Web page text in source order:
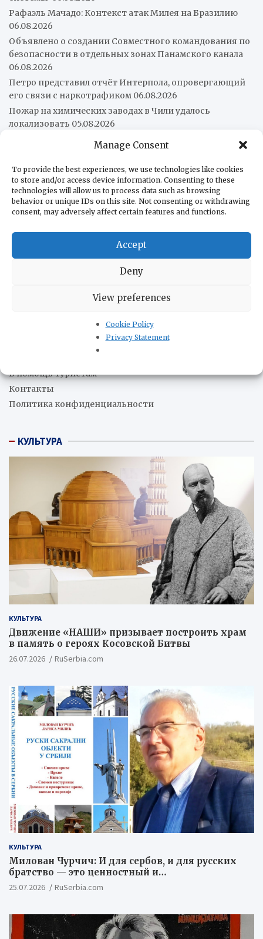
Manage Consent
To provide the best experiences, we use technologies like cookies
to store and/or access device information. Consenting to these
technologies will allow us to process data such as browsing
behavior or unique IDs on this site. Not consenting or withdrawing
consent, may adversely affect certain features and functions.
Accept
Deny
View preferences
Cookie Policy
Privacy Statement
Рафаэль Мачадо: Контекст атак Милея на Бразилию
06.08.2026
Объявлено о создании Совместного командования по
безопасности в отдельных зонах Панамского канала
06.08.2026
Петро представил отчёт Интерпола, опровергающий
его связи с наркотрафиком 06.08.2026
Пожар на химических заводах в Чили удалось
локализовать 05.08.2026
Колумбия покинет китайский «Шелковый путь»
Нам нужен организованный латиноамериканский
рынок перед лицом нового многополярного порядка
05.08.2026
Патрульный катер AB «Págalo» завершил ходовые
Венесуэльцы стали меньше есть в кафе и ресторанах
Парагвай и США подписали соглашение о
сотрудничестве в сфере гражданской ядерной
05.08.2026
В помощь туристам
Контакты
Политика конфиденциальности
КУЛЬТУРА
КУЛЬТУРА
Движение «НАШИ» призывает построить храм
в память о героях Косовской Битвы
26.07.2026 RuSerbia.com
КУЛЬТУРА
Милован Чурчич: И для сербов, и для русских
братство — это ценностный и
цивилизационный концепт
25.07.2026 RuSerbia.com